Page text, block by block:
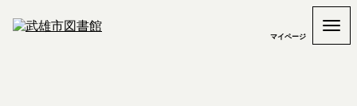
マイページ